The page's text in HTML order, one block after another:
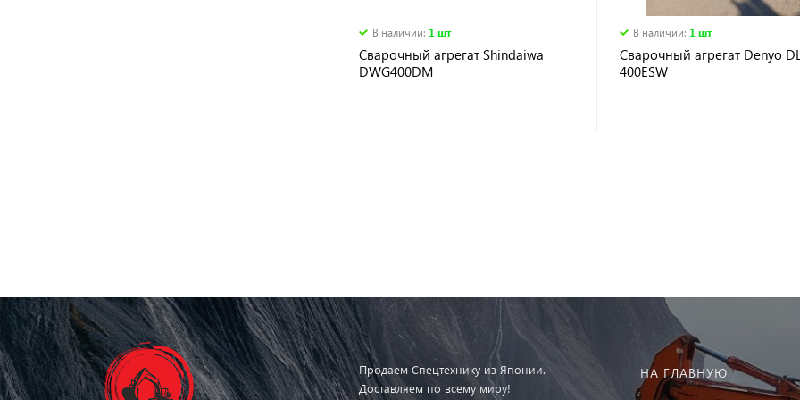
В наличии: 1 шт
Сварочный агрегат Shindaiwa
DWG400DM
В наличии: 1 шт
Сварочный агрегат Denyo
400ESW
Продаем Спецтехнику из Японии.
Доставляем по всему миру!
НА ГЛАВНУЮ